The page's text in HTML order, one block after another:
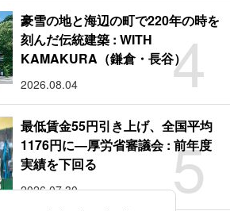
4
豪雪の地と海辺の町で220年の時を
刻んだ伝統建築 : WITH
KAMAKURA（鎌倉・長谷）
2026.08.04
5
最低賃金55円引き上げ、全国平均
1176円に―厚労省審議会 : 前年度
実績を下回る
2026.07.30